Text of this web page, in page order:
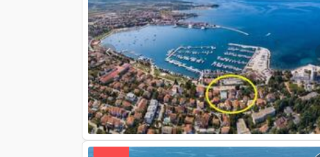
Previous